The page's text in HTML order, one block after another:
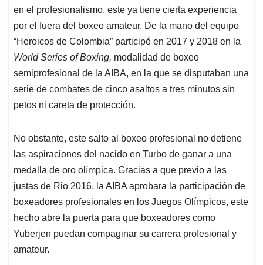
en el profesionalismo, este ya tiene cierta experiencia
por el fuera del boxeo amateur. De la mano del equipo
“Heroicos de Colombia” participó en 2017 y 2018 en la
World Series of Boxing, modalidad de boxeo
semiprofesional de la AIBA, en la que se disputaban una
serie de combates de cinco asaltos a tres minutos sin
petos ni careta de protección.
No obstante, este salto al boxeo profesional no detiene
las aspiraciones del nacido en Turbo de ganar a una
medalla de oro olímpica. Gracias a que previo a las
justas de Rio 2016, la AIBA aprobara la participación de
boxeadores profesionales en los Juegos Olímpicos, este
hecho abre la puerta para que boxeadores como
Yuberjen puedan compaginar su carrera profesional y
amateur.